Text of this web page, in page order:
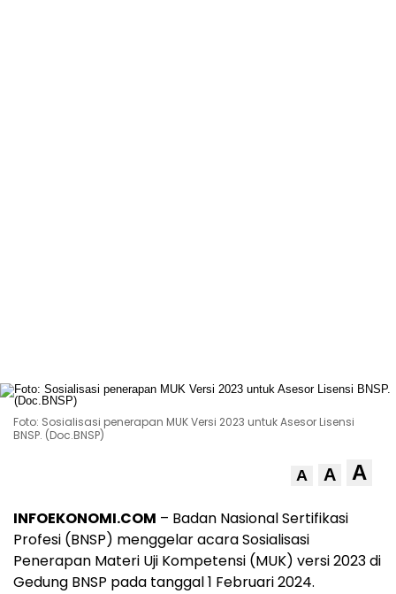
Foto: Sosialisasi penerapan MUK Versi 2023 untuk Asesor Lisensi
BNSP. (Doc.BNSP)
A A A
INFOEKONOMI.COM – Badan Nasional Sertifikasi
Profesi (BNSP) menggelar acara Sosialisasi
Penerapan Materi Uji Kompetensi (MUK) versi 2023 di
Gedung BNSP pada tanggal 1 Februari 2024.